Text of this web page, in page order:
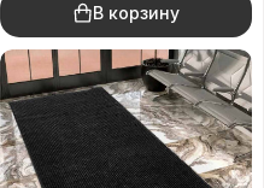
В корзину